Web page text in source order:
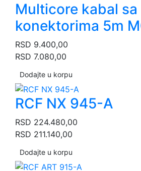
Multicore kabal sa
konektorima 5m
RSD 9.400,00
RSD 7.080,00
Dodajte u korpu
RCF NX 945-A
RSD 224.480,00
RSD 211.140,00
Dodajte u korpu